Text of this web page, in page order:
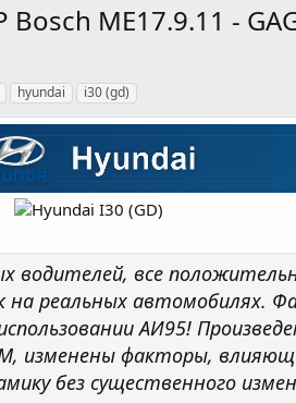
Bosch ME17.9.11 -
hyundai i30 (gd)
водителей, все
реальных автомобилях.
АИ95!
изменены факторы,
без существенного